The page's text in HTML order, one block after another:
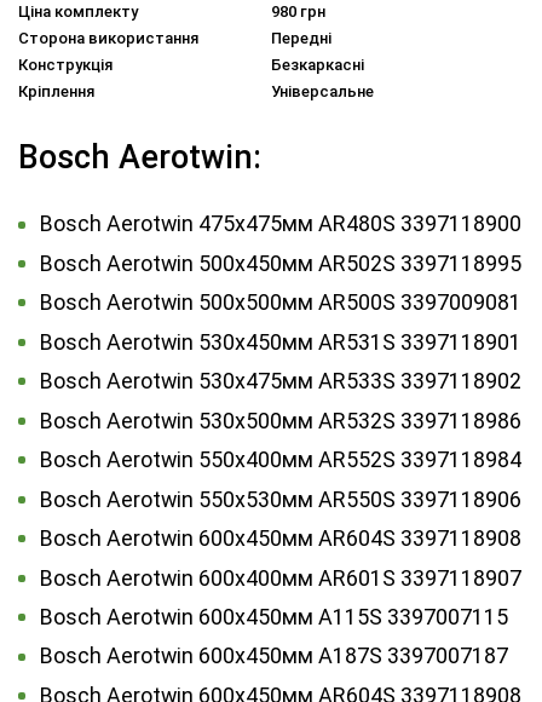
Ціна комплекту
980 грн
Сторона використання
Передні
Конструкція
Безкаркасні
Кріплення
Універсальне
Bosch Aerotwin:
Bosch Aerotwin 475х475мм AR480S 3397118900
Bosch Aerotwin 500x450мм AR502S 3397118995
Bosch Aerotwin 500х500мм AR500S 3397009081
Bosch Aerotwin 530х450мм AR531S 3397118901
Bosch Aerotwin 530х475мм AR533S 3397118902
Bosch Aerotwin 530х500мм AR532S 3397118986
Bosch Aerotwin 550х400мм AR552S 3397118984
Bosch Aerotwin 550х530мм AR550S 3397118906
Bosch Aerotwin 600х450мм AR604S 3397118908
Bosch Aerotwin 600х400мм AR601S 3397118907
Bosch Aerotwin 600х450мм A115S 3397007115
Bosch Aerotwin 600х450мм A187S 3397007187
Bosch Aerotwin 600х450мм AR604S 3397118908